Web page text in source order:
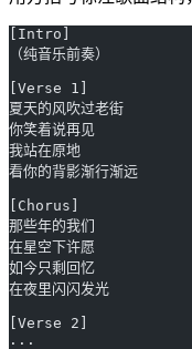
[Intro]
（纯音乐前奏）
[Verse 1]
夏天的风吹过老街
你笑着说再见
我站在原地
看你的背影渐行渐远
[Chorus]
那些年的我们
在星空下许愿
如今只剩回忆
在夜里闪闪发光
[Verse 2]
...